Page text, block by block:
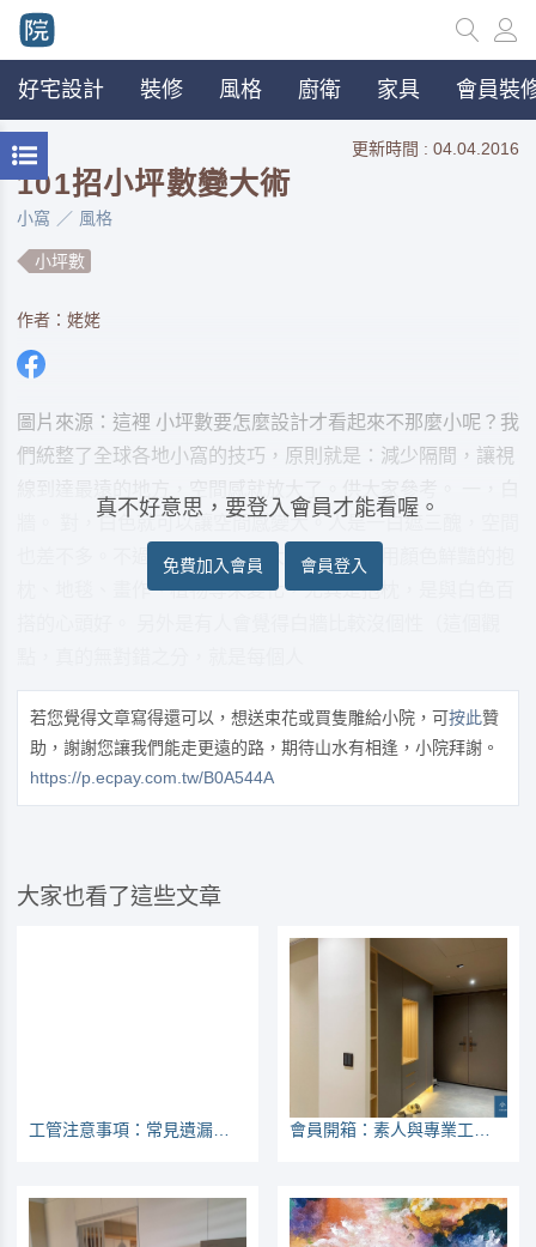
好宅設計 裝修 風格 廚衛 家具 會員裝
更新時間 : 04.04.2016
101招小坪數變大術
小窩 風格
小坪數
作者：姥姥
圖片來源：這裡 小坪數要怎麼設計才看起來不那麼小呢？我
們統整了全球各地小窩的技巧，原則就是：減少隔間，讓視
牆。 對，白色就可以讓空間感變大。人是一白遮三醜，空間
也差不多。不過白牆很無聊，大家可以多利用顏色鮮豔的抱
枕、地毯、畫作、植物等來變化，尤其是抱枕，是與白色百
真不好意思，要登入會員才能看喔。
免費加入會員 會員登入
若您覺得文章寫得還可以，想送束花或買隻雕給小院，可按此贊
助，謝謝您讓我們能走更遠的路，期待山水有相逢，小院拜謝。
https://p.ecpay.com.tw/B0A544A
大家也看了這些文章